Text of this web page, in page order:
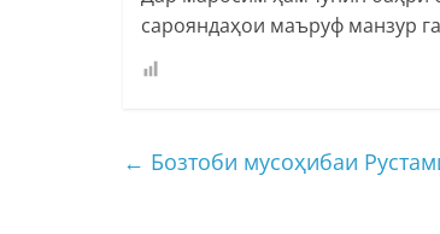
сарояндаҳои маъруф манзур
← Бозтоби мусоҳибаи